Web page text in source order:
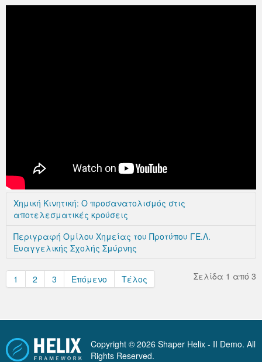
Χημική Κινητική: Ο προσανατολισμός στις
αποτελεσματικές κρούσεις
Περιγραφή Ομίλου Χημείας του Προτύπου ΓΕ.Λ.
Ευαγγελικής Σχολής Σμύρνης
Σελίδα 1 από 3
1 2 3 Επόμενο Τέλος
Copyright © 2026 Shaper Helix - II Demo. All
Rights Reserved.